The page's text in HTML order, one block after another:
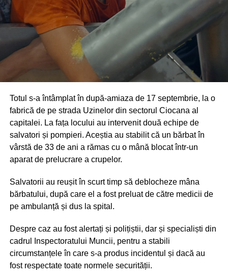
Totul s-a întâmplat în după-amiaza de 17 septembrie, la o
fabrică de pe strada Uzinelor din sectorul Ciocana al
capitalei. La fața locului au intervenit două echipe de
salvatori și pompieri. Aceștia au stabilit că un bărbat în
vârstă de 33 de ani a rămas cu o mână blocat într-un
aparat de prelucrare a crupelor.
Salvatorii au reușit în scurt timp să deblocheze mâna
bărbatului, după care el a fost preluat de către medicii de
pe ambulanță și dus la spital.
Despre caz au fost alertați și polițiștii, dar și specialiști din
cadrul Inspectoratului Muncii, pentru a stabili
circumstanțele în care s-a produs incidentul și dacă au
fost respectate toate normele securității.